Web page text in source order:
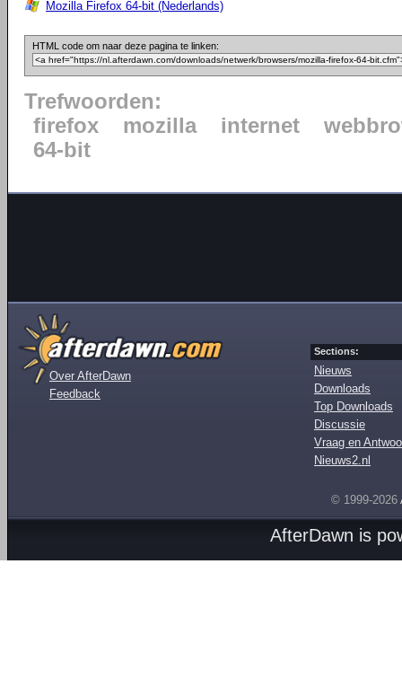
Mozilla Firefox 64-bit (Nederlands)
HTML code om naar deze pagina te linken:
Trefwoorden:
firefox
mozilla internet
64-bit
Over AfterDawn
Feedback
Sections:
Nieuws
Downloads
Top Downloads
Discussie
Vraag en
Nieuws2.nl
© 1999-2026
AfterDawn is